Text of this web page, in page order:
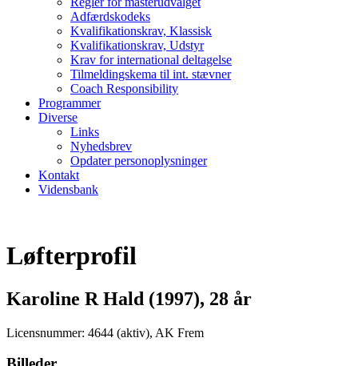
Adfærdskodeks
Kvalifikationskrav, Klassisk
Kvalifikationskrav, Udstyr
Krav for international deltagelse
Tilmeldingskema til int. stævner
Coach Responsibility
Programmer
Diverse
Links
Nyhedsbrev
Opdater personoplysninger
Kontakt
Vidensbank
Løfterprofil
Karoline R Hald (1997), 28 år
Licensnummer: 4644 (aktiv), AK Frem